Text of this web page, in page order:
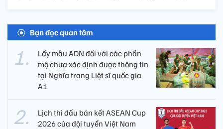
Bạn đọc quan tâm
Lấy mẫu ADN đối với các phần
mộ chưa xác định được thông tin
tại Nghĩa trang Liệt sĩ quốc gia
A1
Lịch thi đấu bán kết ASEAN Cup
2026 của đội tuyển Việt Nam